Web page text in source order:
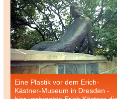
Eine Plastik vor dem Erich-
Kästner-Museum in Dresden -